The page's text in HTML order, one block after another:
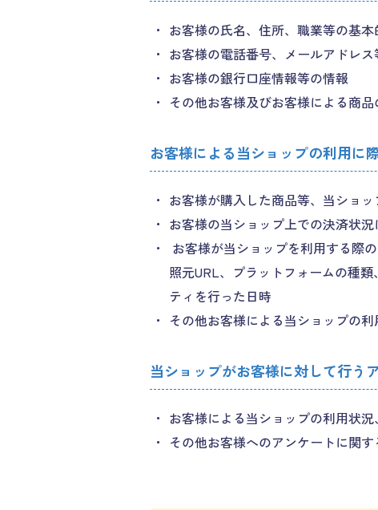
お客様の氏名、住所、職業等の基
お客様の電話番号、メールアドレ
お客様の銀行口座情報等の情報
その他お客様及びお客様による商
お客様による当ショップの利用に
お客様が購入した商品等、当ショ
お客様の当ショップ上での決済状
お客様が当ショップを利用する際
照元URL、プラットフォームの種
ティを行った日時
その他お客様による当ショップの
当ショップがお客様に対して行う
お客様による当ショップの利用状
その他お客様へのアンケートに関